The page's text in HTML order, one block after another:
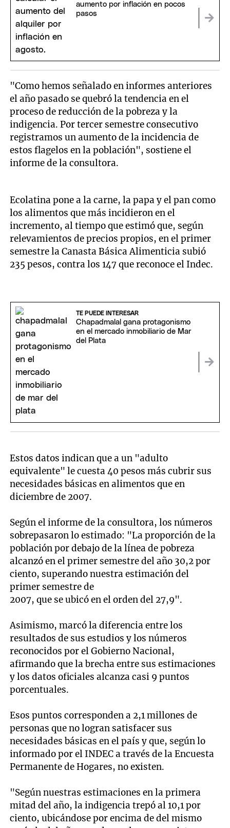
aumento por inflación en pocos
pasos
"Como hemos señalado en informes anteriores
el año pasado se quebró la tendencia en el
proceso de reducción de la pobreza y la
indigencia. Por tercer semestre consecutivo
registramos un aumento de la incidencia de
estos flagelos en la población", sostiene el
informe de la consultora.
Ecolatina pone a la carne, la papa y el pan como
los alimentos que más incidieron en el
incremento, al tiempo que estimó que, según
relevamientos de precios propios, en el primer
semestre la Canasta Básica Alimenticia subió
235 pesos, contra los 147 que reconoce el Indec.
TE PUEDE INTERESAR
Chapadmalal gana protagonismo
en el mercado inmobiliario de Mar
del Plata
Estos datos indican que a un "adulto
equivalente" le cuesta 40 pesos más cubrir sus
necesidades básicas en alimentos que en
diciembre de 2007.
Según el informe de la consultora, los números
sobrepasaron lo estimado: "La proporción de la
población por debajo de la línea de pobreza
alcanzó en el primer semestre del año 30,2 por
ciento, superando nuestra estimación del
primer semestre de
2007, que se ubicó en el orden del 27,9".
Asimismo, marcó la diferencia entre los
resultados de sus estudios y los números
reconocidos por el Gobierno Nacional,
afirmando que la brecha entre sus estimaciones
y los datos oficiales alcanza casi 9 puntos
porcentuales.
Esos puntos corresponden a 2,1 millones de
personas que no logran satisfacer sus
necesidades básicas en el país y que, según lo
informado por el INDEC a través de la Encuesta
Permanente de Hogares, no existen.
"Según nuestras estimaciones en la primera
mitad del año, la indigencia trepó al 10,1 por
ciento, ubicándose por encima de del mismo